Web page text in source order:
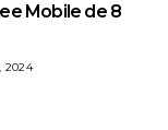
Mobile de 8
2024